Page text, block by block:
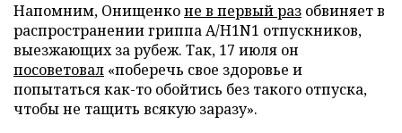
Напомним, Онищенконе в первый раз обвиняет в
распространении гриппа A/H1N1 отпускников,
выезжающих за рубеж. Так, 17 июля он
посоветовал «поберечь свое здоровье и
попытаться как-то обойтись без такого отпуска,
чтобы не тащить всякую заразу».